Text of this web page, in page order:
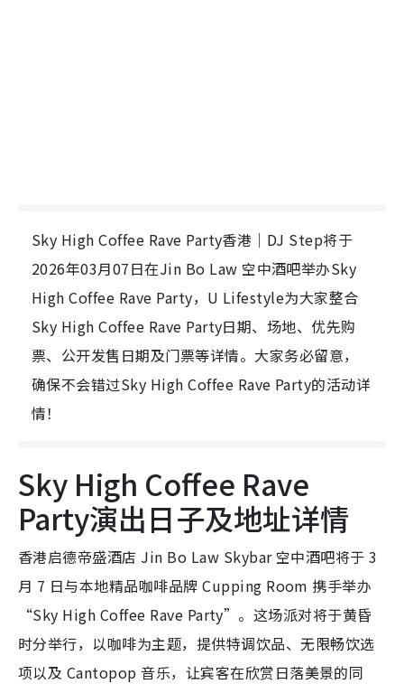
Sky High Coffee Rave Party香港｜DJ Step将于
2026年03月07日在Jin Bo Law 空中酒吧举办Sky
High Coffee Rave Party，U Lifestyle为大家整合
Sky High Coffee Rave Party日期、场地、优先购
票、公开发售日期及门票等详情。大家务必留意，
确保不会错过Sky High Coffee Rave Party的活动详
情！
Sky High Coffee Rave
Party演出日子及地址详情
香港启德帝盛酒店 Jin Bo Law Skybar 空中酒吧将于 3
月 7 日与本地精品咖啡品牌 Cupping Room 携手举办
“Sky High Coffee Rave Party”。这场派对将于黄昏
时分举行，以咖啡为主题，提供特调饮品、无限畅饮选
项以及 Cantopop 音乐，让宾客在欣赏日落美景的同